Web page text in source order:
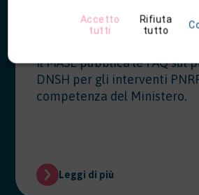
07/17/2026
Il MASE pubblica le FAQ sul
DNSH per gli interventi
competenza del Ministero.
Leggi di più
Accetto
tutti
Rifiuta
tutto